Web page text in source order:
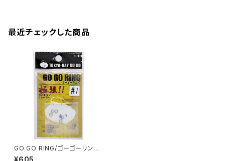
最近チェックした商品
GO GO RING/ゴーゴーリン
グ ‎RING-01〜04
¥605